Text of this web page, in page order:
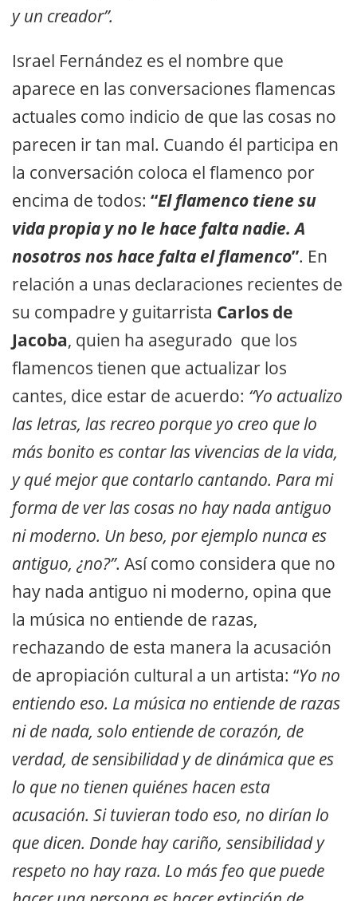
y un creador”.
Israel Fernández es el nombre que
aparece en las conversaciones flamencas
actuales como indicio de que las cosas no
parecen ir tan mal. Cuando él participa en
la conversación coloca el flamenco por
encima de todos: “El flamenco tiene su
vida propia y no le hace falta nadie. A
nosotros nos hace falta el flamenco”. En
relación a unas declaraciones recientes de
su compadre y guitarrista Carlos de
Jacoba, quien ha asegurado que los
flamencos tienen que actualizar los
cantes, dice estar de acuerdo: “Yo actualizo
las letras, las recreo porque yo creo que lo
más bonito es contar las vivencias de la vida,
y qué mejor que contarlo cantando. Para mi
forma de ver las cosas no hay nada antiguo
ni moderno. Un beso, por ejemplo nunca es
antiguo, ¿no?”. Así como considera que no
hay nada antiguo ni moderno, opina que
la música no entiende de razas,
rechazando de esta manera la acusación
de apropiación cultural a un artista: “Yo no
entiendo eso. La música no entiende de razas
ni de nada, solo entiende de corazón, de
verdad, de sensibilidad y de dinámica que es
lo que no tienen quiénes hacen esta
acusación. Si tuvieran todo eso, no dirían lo
que dicen. Donde hay cariño, sensibilidad y
respeto no hay raza. Lo más feo que puede